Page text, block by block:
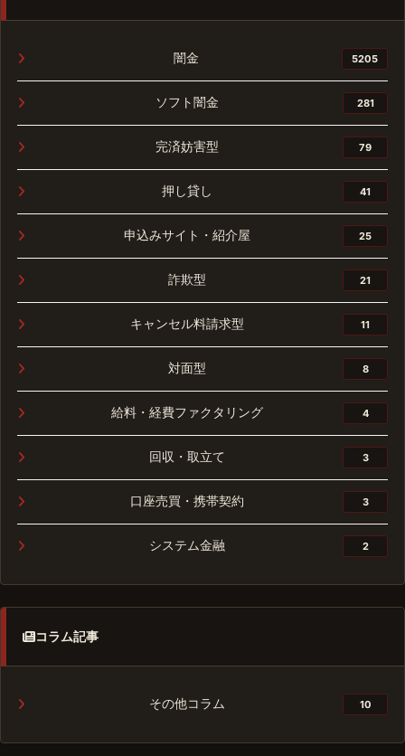
闇金 5205
ソフト闇金 281
完済妨害型 79
押し貸し 41
申込みサイト・紹介屋 25
詐欺型 21
キャンセル料請求型 11
対面型 8
給料・経費ファクタリング 4
回収・取立て 3
口座売買・携帯契約 3
システム金融 2
コラム記事
その他コラム 10